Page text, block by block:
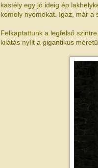
kastély egy jó ideig ép
komoly nyomokat. Igaz, már a
Felkaptattunk a legfelső
kilátás nyílt a gigantikus